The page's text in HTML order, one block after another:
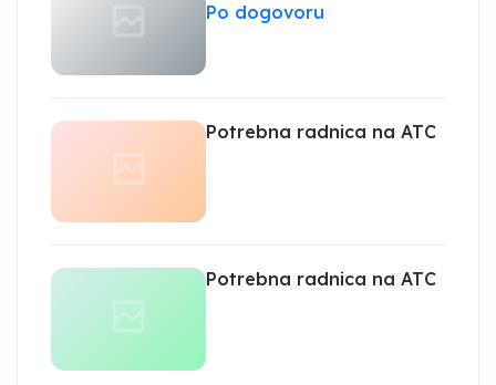
Po dogovoru
Potrebna radnica na ATC
Potrebna radnica na ATC